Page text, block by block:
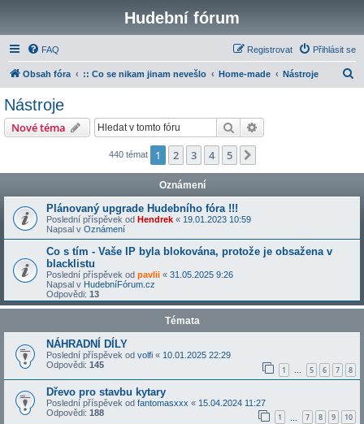
Hudební fórum
FAQ Přihlásit se
Registrovat
Obsah fóra :: Co se nikam jinam nevešlo Home-made Nástroje
Nástroje
Nové téma Hledat
440 témat 1 2 3 4 5
Oznámení
Plánovaný upgrade Hudebního fóra !!!
Poslední příspěvek od Hendrek « 19.01.2023 10:59
Napsal v Oznámení
Co s tím - Vaše IP byla blokována, protože je obsažena v
blacklistu
Poslední příspěvek od pavlii « 31.05.2025 9:26
Napsal v HudebníFórum.cz
Odpovědi: 13
Témata
NÁHRADNÍ DÍLY
Poslední příspěvek od volfi « 10.01.2025 22:29
Odpovědi: 145 1 … 5 6 7 8
Dřevo pro stavbu kytary
Poslední příspěvek od fantomasxxx « 15.04.2024 11:27
Odpovědi: 188 1 7 8 9 10